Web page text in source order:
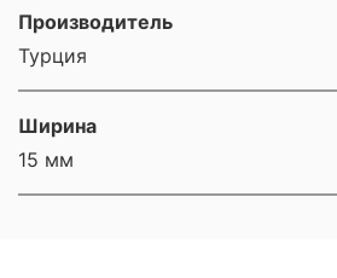
Производитель
Турция
Ширина
15 мм